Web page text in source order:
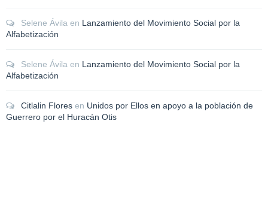
Selene Ávila en Lanzamiento del Movimiento Social por la
Alfabetización
Selene Ávila en Lanzamiento del Movimiento Social por la
Alfabetización
Citlalin Flores en Unidos por Ellos en apoyo a la población de
Guerrero por el Huracán Otis